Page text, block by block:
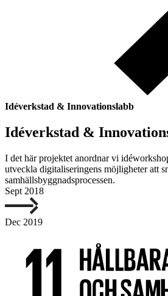
Idéverkstad & Innovationslabb
Idéverkstad &
I det här projektet anordnar vi
utveckla digitaliseringens möjligheter att
samhällsbyggnadsprocessen.
Sept 2018
Dec 2019